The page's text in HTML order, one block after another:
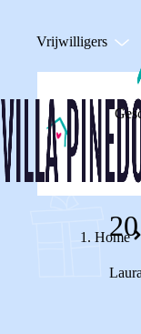
Vrijwilligers
Home
Laura